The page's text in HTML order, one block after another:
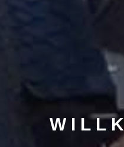
W I L L K